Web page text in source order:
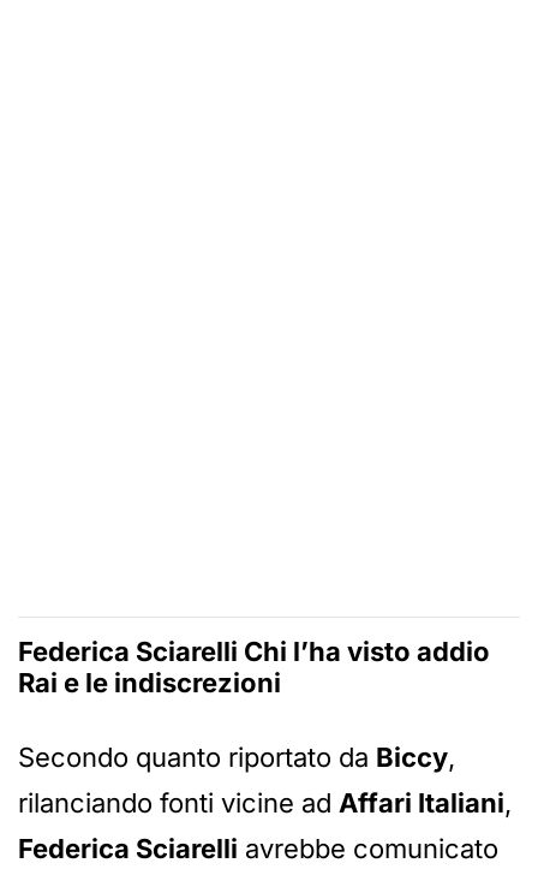
Federica Sciarelli Chi l’ha visto addio
Rai e le indiscrezioni
Secondo quanto riportato da Biccy,
rilanciando fonti vicine ad Affari Italiani,
Federica Sciarelli avrebbe comunicato